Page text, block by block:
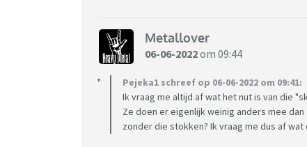
Metallover
06-06-2022om 09:44
Pejeka1 schreef op 06-06-2022 om 09:41:
Ik vraag me altijd af wat het nut is van die
Ze doen er eigenlijk weinig anders mee
zonder die stokken? Ik vraag me dus af